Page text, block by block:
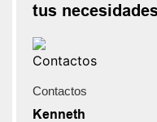
tus
Contactos
Kenneth